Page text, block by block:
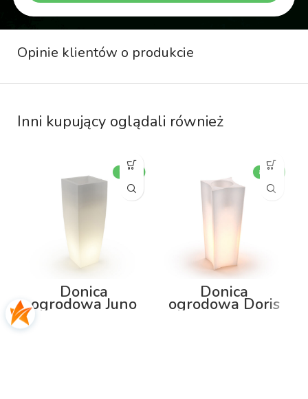
Opinie klientów o produkcie
Inni kupujący oglądali również
Donica
ogrodowa Juno
podświetleniem
Donica
ogrodowa Doris